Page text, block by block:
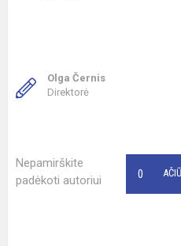
Olga Černis
Direktorė
Nepamirškite
padėkoti autoriui
AČIŪ
0